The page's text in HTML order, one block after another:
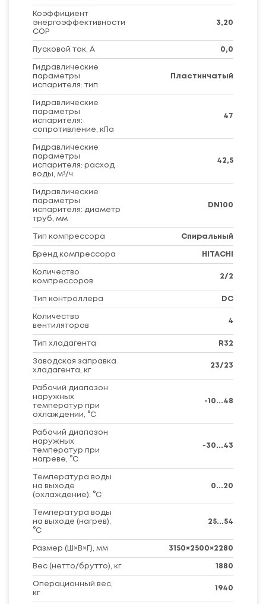
Коэффициент
энергоэффективности
COP
3,20
Пусковой ток, А 0,0
Гидравлические
параметры
испарителя: тип
Пластинчатый
Гидравлические
параметры
испарителя:
сопротивление, кПа
47
Гидравлические
параметры
испарителя: расход
воды, м³/ч
42,5
Гидравлические
параметры
испарителя: диаметр
труб, мм
DN100
Тип компрессора Спиральный
Бренд компрессора HITACHI
Количество
компрессоров
2/2
Тип контроллера DC
Количество
вентиляторов
4
Тип хладагента R32
Заводская заправка
хладагента, кг
23/23
Рабочий диапазон
наружных
температур при
охлаждении, °C
-10...48
Рабочий диапазон
наружных
температур при
нагреве, °C
-30...43
Температура воды
на выходе
(охлаждение), °С
0...20
Температура воды
на выходе (нагрев),
°С
25...54
Размер (Ш×В×Г), мм 3150×2500×2280
Вес (нетто/брутто), кг 1880
Операционный вес,
кг
1940